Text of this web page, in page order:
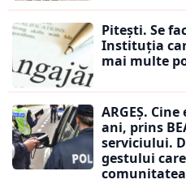
Pitești. Se
Instituția
mai multe
ARGEȘ.
ani, prins
serviciului.
gestului care